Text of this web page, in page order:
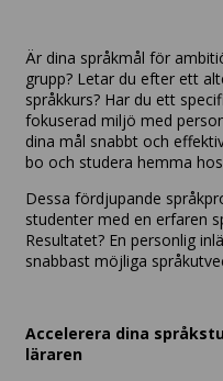
Är dina språkmål för
grupp? Letar du efter ett
språkkurs? Har du ett
fokuserad miljö med
dina mål snabbt och
bo och studera hemma
Dessa fördjupande
studenter med en erfaren
Resultatet? En personlig
snabbast möjliga
Accelerera dina
läraren